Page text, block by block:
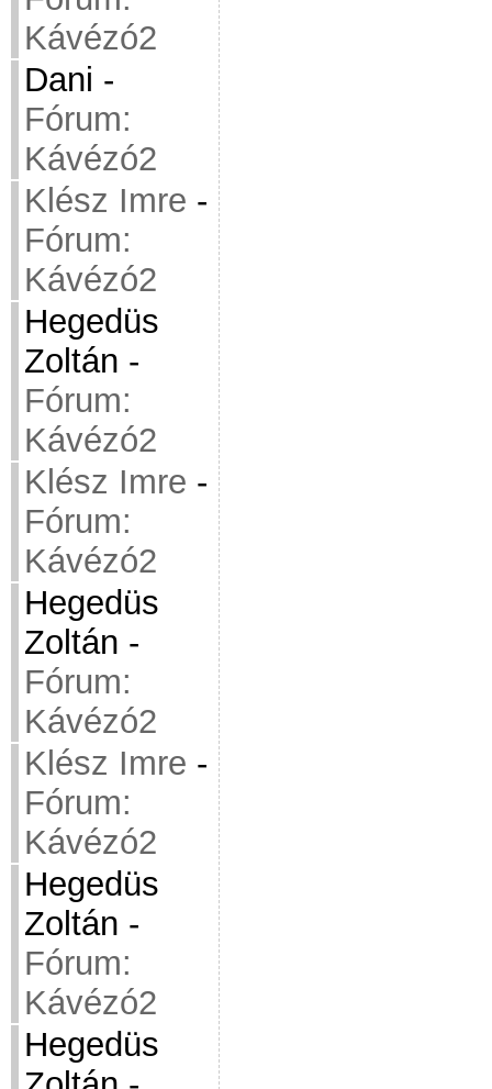
Kávézó2
Dani -
Fórum:
Kávézó2
Klész Imre -
Fórum:
Kávézó2
Hegedüs
Zoltán -
Fórum:
Kávézó2
Klész Imre -
Fórum:
Kávézó2
Hegedüs
Zoltán -
Fórum:
Kávézó2
Klész Imre -
Fórum:
Kávézó2
Hegedüs
Zoltán -
Fórum:
Kávézó2
Hegedüs